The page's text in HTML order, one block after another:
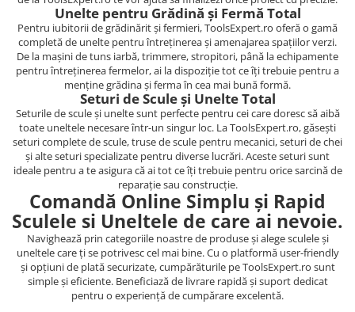
Unelte pentru Grădină și Fermă Total
Pentru iubitorii de grădinărit și fermieri, ToolsExpert.ro oferă o gamă
completă de unelte pentru întreținerea și amenajarea spațiilor verzi.
De la mașini de tuns iarbă, trimmere, stropitori, până la echipamente
pentru întreținerea fermelor, ai la dispoziție tot ce îți trebuie pentru a
menține grădina și ferma în cea mai bună formă.
Seturi de Scule și Unelte Total
Seturile de scule și unelte sunt perfecte pentru cei care doresc să aibă
toate uneltele necesare într-un singur loc. La ToolsExpert.ro, găsești
seturi complete de scule, truse de scule pentru mecanici, seturi de chei
și alte seturi specializate pentru diverse lucrări. Aceste seturi sunt
ideale pentru a te asigura că ai tot ce îți trebuie pentru orice sarcină de
reparație sau construcție.
Comandă Online Simplu și Rapid
Sculele si Uneltele de care ai nevoie.
Navighează prin categoriile noastre de produse și alege sculele și
uneltele care ți se potrivesc cel mai bine. Cu o platformă user-friendly
și opțiuni de plată securizate, cumpărăturile pe ToolsExpert.ro sunt
simple și eficiente. Beneficiază de livrare rapidă și suport dedicat
pentru o experiență de cumpărare excelentă.